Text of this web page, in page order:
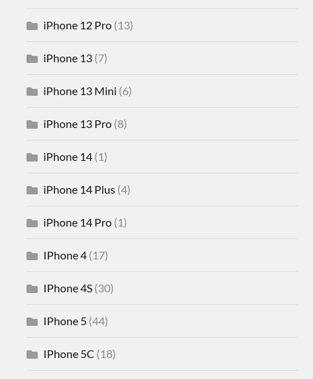
iPhone 12 Pro (13)
iPhone 13 (7)
iPhone 13 Mini (6)
iPhone 13 Pro (8)
iPhone 14 (1)
iPhone 14 Plus (4)
iPhone 14 Pro (1)
IPhone 4 (17)
IPhone 4S (30)
IPhone 5 (44)
IPhone 5C (18)